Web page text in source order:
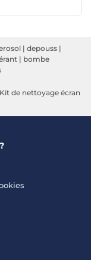
| depouss |
| bombe
Kit de nettoyage écran